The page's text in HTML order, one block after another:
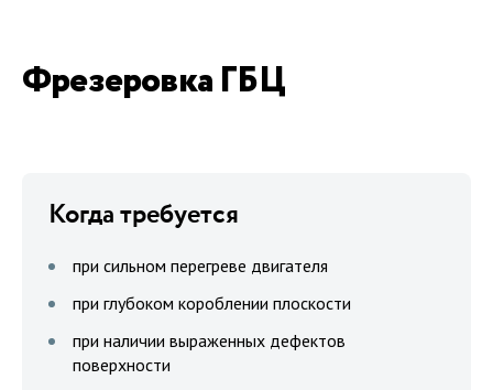
Фрезеровка ГБЦ
Когда требуется
при сильном перегреве двигателя
при глубоком короблении плоскости
при наличии выраженных дефектов
поверхности